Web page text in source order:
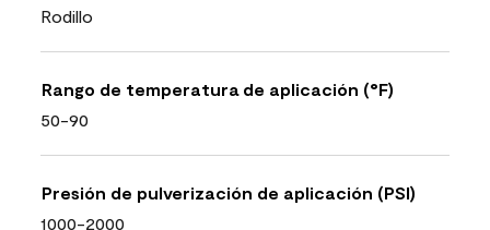
Rodillo
Rango de temperatura de aplicación (°F)
50-90
Presión de pulverización de aplicación (PSI)
1000-2000